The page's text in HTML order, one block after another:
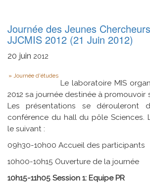
Journée des Jeunes
JJCMIS 2012 (21 Juin 2012)
20 juin 2012
Type
Journée d'études
Le laboratoire MIS
2012 sa journée destinée à promouvoir
Les présentations se dérouleront
conférence du hall du pôle Sciences.
le suivant :
09h30-10h00 Accueil des participants
10h00-10h15 Ouverture de la journée
10h15-11h05 Session 1: Equipe PR